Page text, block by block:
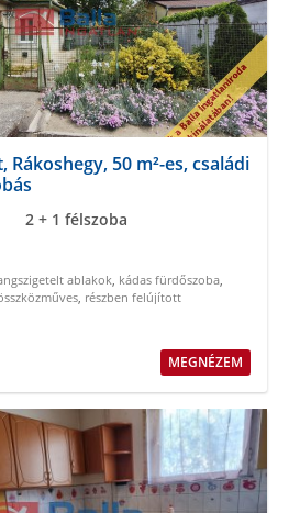
Rákoshegy, 50 m²-es, családi
2 + 1 félszoba
ablakok, kádas fürdőszoba,
, részben felújított
MEGNÉZEM